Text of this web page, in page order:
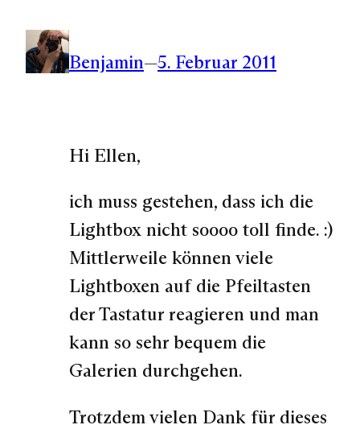
Benjamin—5. Februar 2011
Hi Ellen,
ich muss gestehen, dass ich die
Lightbox nicht soooo toll finde. :)
Mittlerweile können viele
Lightboxen auf die Pfeiltasten
der Tastatur reagieren und man
kann so sehr bequem die
Galerien durchgehen.
Trotzdem vielen Dank für dieses